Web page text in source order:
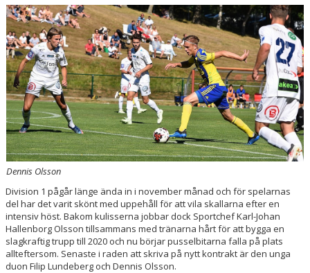
KONTAKT
MATCHER
ETTAN SÖDRA
Dennis Olsson
Division 1 pågår länge ända in i november månad och för spelarnas
del har det varit skönt med uppehåll för att vila skallarna efter en
intensiv höst. Bakom kulisserna jobbar dock Sportchef Karl-Johan
Hallenborg Olsson tillsammans med tränarna hårt för att bygga en
slagkraftig trupp till 2020 och nu börjar pusselbitarna falla på plats
allteftersom. Senaste i raden att skriva på nytt kontrakt är den unga
duon Filip Lundeberg och Dennis Olsson.